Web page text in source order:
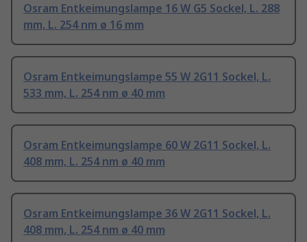
Osram Entkeimungslampe 16 W G5 Sockel, L. 288
mm, L. 254 nm ø 16 mm
Osram Entkeimungslampe 55 W 2G11 Sockel, L.
533 mm, L. 254 nm ø 40 mm
Osram Entkeimungslampe 60 W 2G11 Sockel, L.
408 mm, L. 254 nm ø 40 mm
Osram Entkeimungslampe 36 W 2G11 Sockel, L.
408 mm, L. 254 nm ø 40 mm